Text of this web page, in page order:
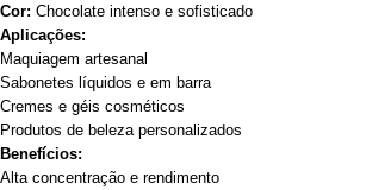
Cor: Chocolate intenso e sofisticado
Aplicações:
Maquiagem artesanal
Sabonetes líquidos e em barra
Cremes e géis cosméticos
Produtos de beleza personalizados
Benefícios:
Alta concentração e rendimento